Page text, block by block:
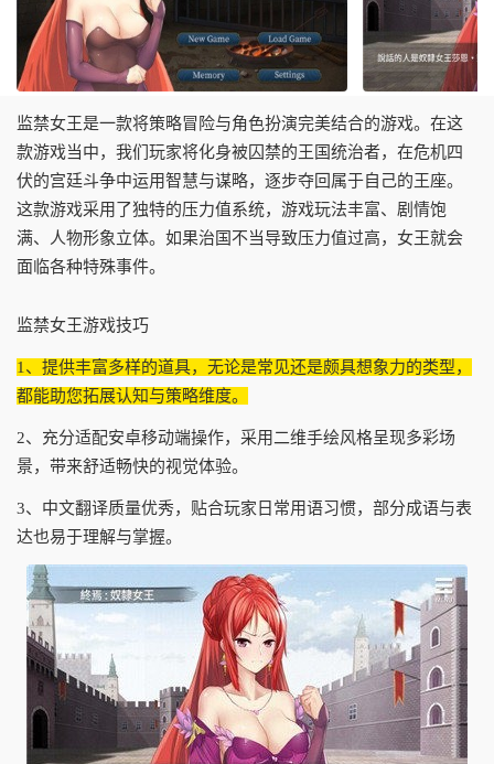
监禁女王是一款将策略冒险与角色扮演完美结合的游戏。在这
款游戏当中，我们玩家将化身被囚禁的王国统治者，在危机四
伏的宫廷斗争中运用智慧与谋略，逐步夺回属于自己的王座。
这款游戏采用了独特的压力值系统，游戏玩法丰富、剧情饱
满、人物形象立体。如果治国不当导致压力值过高，女王就会
面临各种特殊事件。
监禁女王游戏技巧
1、提供丰富多样的道具，无论是常见还是颇具想象力的类型，
都能助您拓展认知与策略维度。
2、充分适配安卓移动端操作，采用二维手绘风格呈现多彩场
景，带来舒适畅快的视觉体验。
3、中文翻译质量优秀，贴合玩家日常用语习惯，部分成语与表
达也易于理解与掌握。